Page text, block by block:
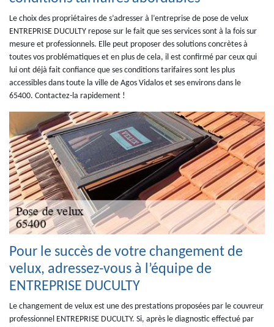
Le choix des propriétaires de s’adresser à l’entreprise de pose de velux
ENTREPRISE DUCULTY repose sur le fait que ses services sont à la fois sur
mesure et professionnels. Elle peut proposer des solutions concrètes à
toutes vos problématiques et en plus de cela, il est confirmé par ceux qui
lui ont déjà fait confiance que ses conditions tarifaires sont les plus
accessibles dans toute la ville de Agos Vidalos et ses environs dans le
65400. Contactez-la rapidement !
Pour le succès de votre changement de
velux, adressez-vous à l’équipe de
ENTREPRISE DUCULTY
Le changement de velux est une des prestations proposées par le couvreur
professionnel ENTREPRISE DUCULTY. Si, après le diagnostic effectué par